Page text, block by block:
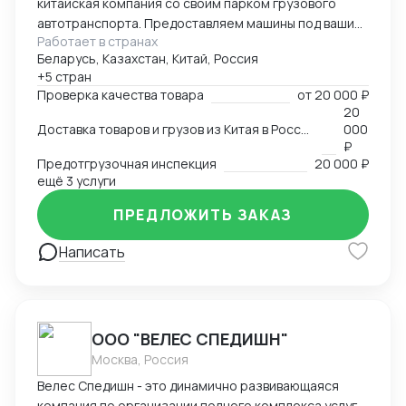
автотранспорта. Предоставляем машины под ваши
поставки. Свой офис и склад в Гуанчжоу, ИУ и
Маньчжурии. Занимаюсь оказанием различных услуг
в сфере внешней торговли.
Работает в странах
Беларусь, Казахстан, Китай, Россия
+5 стран
Проверка качества товара
от20 000 ₽
Доставка товаров и грузов из Китая в Россию, Казахстан, Беларусь, Таиланд, Вьетнам, Малайзию
20
000
₽
Предотгрузочная инспекция
20 000 ₽
ещё 3 услуги
Написать
ПРЕДЛОЖИТЬ ЗАКАЗ
ООО "ВЕЛЕС СПЕДИШН"
Москва, Россия
Велес Спедишн - это динамично развивающаяся